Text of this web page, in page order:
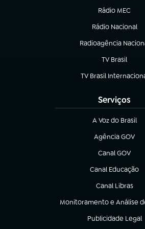
Rádio MEC
(abre em nova
Rádio Nacional
Radioagência
(abre em nova aba)
TV Brasil
(abre em nova
TV Brasil
(abre em nova aba)
Serviços
A Voz do Brasil
(abre em nova
Agência GOV
(abre em nova
Canal GOV
(abre em nova
Canal Educação
(abre em nova aba)
Canal Libras
(abre em nova
Monitoramento e Análise
(abre em nova aba)
Publicidade Legal
(abre em nova aba)